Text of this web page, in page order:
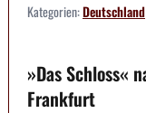
Kategorien:Deutschland
»Das Schloss«
Frankfurt